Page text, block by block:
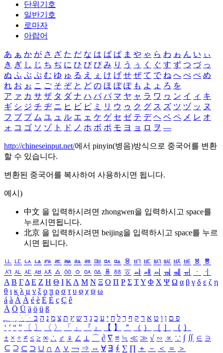
단위기호
일반기호
로마자
아랍어
あ ぁ か が さ ざ た だ な は ば ぱ ま や ゃ ら わ ゎ ん い ぃ
き ぎ し じ ち ぢ に ひ び ぴ み り う ぅ く ぐ す ず つ づ っ
ぬ ふ ぶ ぷ む ゆ ゅ る え ぇ け げ せ ぜ て で ね へ べ ぺ め
れ お ぉ こ ご そ ぞ と ど の ほ ぼ ぽ も よ ょ ろ を
ア ァ カ サ ザ タ ダ ナ ハ バ パ マ ヤ ャ ラ ワ ヮ ン イ ィ キ
ギ シ ジ チ ヂ ニ ヒ ビ ピ ミ リ ウ ゥ ク グ ス ズ ツ ヅ ッ ヌ
フ ブ プ ム ユ ュ ル エ ェ ケ ゲ セ ゼ テ デ ヘ ベ ペ メ レ オ
ォ コ ゴ ソ ゾ ト ド ノ ホ ボ ポ モ ヨ ョ ロ ヲ ―
http://chineseinput.net/에서 pinyin(병음)방식으로 중국어를 변환
할 수 있습니다.
변환된 중국어를 복사하여 사용하시면 됩니다.
예시)
中文 을 입력하시려면 zhongwen을 입력하시고 space를
누르시면됩니다.
北京 을 입력하시려면 beijing을 입력하시고 space를 누르
시면 됩니다.
ㅥ ㅦ ㅧ ㅨ ㅩ ㅪ ㅫ ㅬ ㅭ ㅮ ㅯ ㅰ ㅱ ㅲ ㅳ ㅴ ㅵ ㅶ ㅷ ㅸ
ㅹ
ㅺ ㅻ ㅼ ㅽ ㅾ ㅿ ㆀ ㆁ ㆂ ㆃ ㆄ ㆅ ㆆ ㆇ ㆈ ㆉ ㆊ ㆋ ㆌ ㆍ
ㆎ
Α Β ΓΔ Ε Ζ Η Θ Ι ΚΛ Μ Ν Ξ Ο Π Ρ Σ ΤΥ Φ Χ Ψ Ω α β γ δ ε ζ η
θ ι κ λ μ ν ξ ο π ρ σ τ υ φ χ ψ ω
á à Á À é è É È ç Ç ê
Ä Ö Ü ä ö ü ß
ִֶֹ ֻּ ׁׂ פ ם ן ו ט א ר ק ף ך ל ח י ע כ ג ד ש ץ ת צ מ נ ה ב
‘ ’ “ ” 〔 〕 〈 〉 「 」 『 』 【 】 ＂ （ ） ［ ］ ｛ ｝
± × ÷ ≠ ≤ ≥ ∞ ∴ ♂ ♀ ∠ ⊥ ⌒ ∂ ∇ ≡ ≒ ≪ ≫ √ ∽ ∝ ∵ ∫ ∬ ∈ ∋
⊆ ⊇ ⊂ ⊃ ∪ ∩ ∧ ∨ ￢ ⇒ ⇔ ∀ ∃ ∮ ∑ ∏ ＋ － ＜ ＝
＞